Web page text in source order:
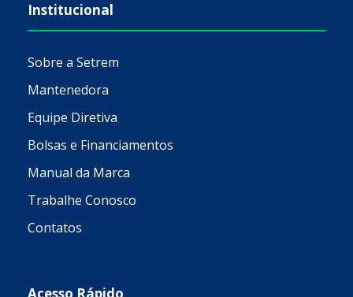
Institucional
Sobre a Setrem
Mantenedora
Equipe Diretiva
Bolsas e Financiamentos
Manual da Marca
Trabalhe Conosco
Contatos